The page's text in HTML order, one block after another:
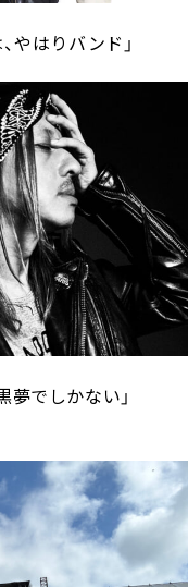
やはりバンド」
夢でしかない」